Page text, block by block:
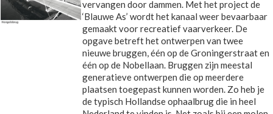
vervangen door dammen. Met het project de
‘Blauwe As’ wordt het kanaal weer bevaarbaar
gemaakt voor recreatief vaarverkeer. De
opgave betreft het ontwerpen van twee
nieuwe bruggen, één op de Groningerstraat en
één op de Nobellaan. Bruggen zijn meestal
generatieve ontwerpen die op meerdere
plaatsen toegepast kunnen worden. Zo heb je
de typisch Hollandse ophaalbrug die in heel